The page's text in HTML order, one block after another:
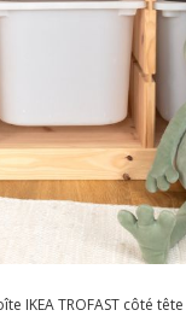
IKEA TROFAST côté tête